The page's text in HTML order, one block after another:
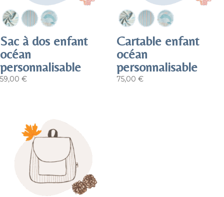
Sac à dos enfant
océan
personnalisable
59,00 €
Cartable enfant
océan
personnalisable
75,00 €